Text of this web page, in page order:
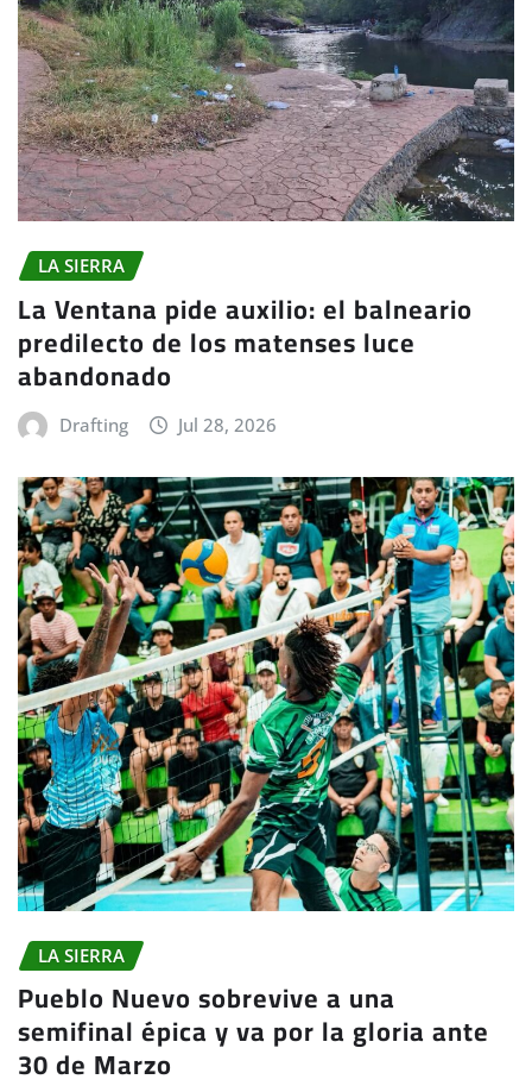
LA SIERRA
La Ventana pide auxilio: el balneario
predilecto de los matenses luce
abandonado
Drafting Jul 28, 2026
LA SIERRA
Pueblo Nuevo sobrevive a una
semifinal épica y va por la gloria ante
30 de Marzo